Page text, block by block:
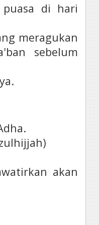
puasa di hari
meragukan
sebelum
akan